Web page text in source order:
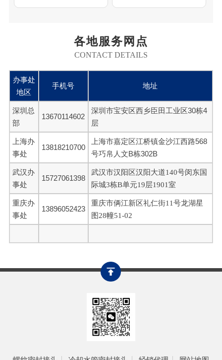
各地服务网点
CONTACT DETAILS
办事处
地区
手机号 地址
深圳总
部
13670114602
深圳市宝安区西乡臣田工业区30栋4
层
上海办
事处
13818210700
上海市嘉定区江桥镇金沙江西路568
号巧帛人文B栋302B
武汉办
事处
15727061398
武汉市汉阳区汉阳大道140号闵东国
际城3栋B单元19层1901室
重庆办
事处
13896052423
重庆市俩江新区礼仁街11号龙湖星
图28幢51-02